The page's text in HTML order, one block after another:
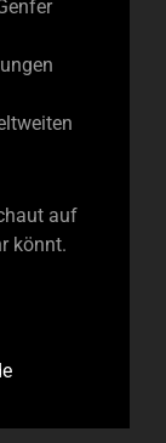
auf
könnt.